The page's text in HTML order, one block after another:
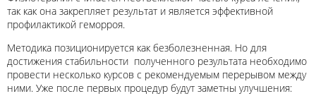
так как она закрепляет результат и является эффективной
профилактикой геморроя.
Методика позиционируется как безболезненная. Но для
достижения стабильности полученного результата необходимо
провести несколько курсов с рекомендуемым перерывом между
ними. Уже после первых процедур будут заметны улучшения: